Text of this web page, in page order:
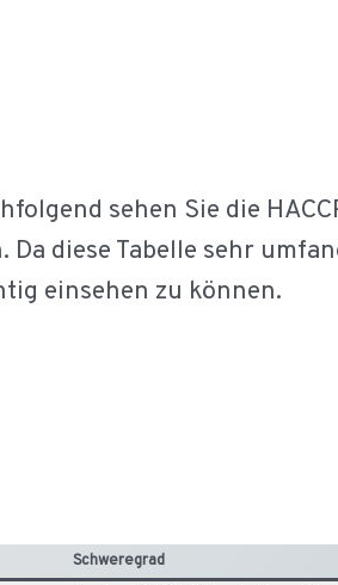
sehen Sie die
diese Tabelle sehr
einsehen zu können.
Schweregrad